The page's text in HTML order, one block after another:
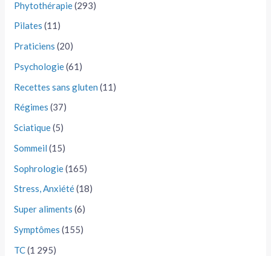
Phytothérapie(293)
Pilates (11)
Praticiens (20)
Psychologie(61)
Recettes sans gluten (11)
Régimes (37)
Sciatique(5)
Sommeil (15)
Sophrologie(165)
Stress, Anxiété(18)
Super aliments (6)
Symptômes (155)
TC(1 295)